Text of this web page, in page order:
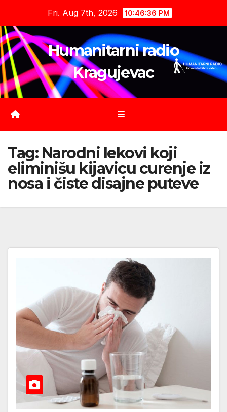
content
Fri. Aug 7th, 2026 10:46:36 PM
Humanitarni radio
Kragujevac
Tag: Narodni lekovi koji
eliminišu kijavicu curenje iz
nosa i čiste disajne puteve